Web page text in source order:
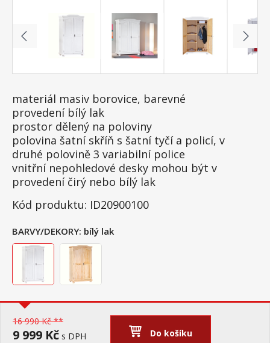
materiál masiv borovice, barevné
provedení bílý lak
prostor dělený na poloviny
polovina šatní skříň s šatní tyčí a policí, v
druhé polovině 3 variabilní police
vnitřní nepohledové desky mohou být v
provedení čirý nebo bílý lak
Kód produktu: ID20900100
BARVY/DEKORY: bílý lak
16 990 Kč **
9 999 Kč s DPH Do košíku